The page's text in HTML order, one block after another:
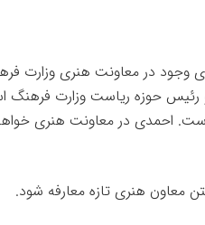
وجود در معاونت هنری وزارت
و رئیس حوزه ریاست وزارت
احمدی در معاونت هنری
معاون هنری تازه معارفه شود.